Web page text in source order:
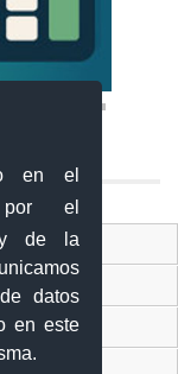
en el
el
y de la
datos
en este